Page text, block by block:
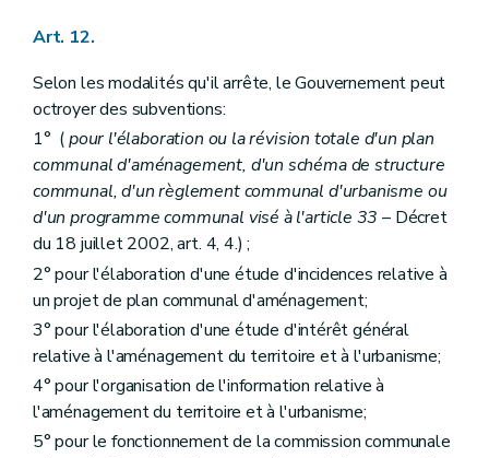
Titre premier
Chapitre premier
Section première
Section Constitution
Art. 238
Section Siège
Art. 239
Section S
Art. 240
Section Composition des sections
Art. 241
Section Composition de la commission
Art. 242
Section Présidence
Art. 243
Section Bureau
Art. 244
Section Secrétariat
Art. 245
Section Fonctionnement
Art. 246
Art. 12.
Selon les modalités qu'il arrête, le Gouvernement peut
octroyer des subventions:
1° (pour l'élaboration ou la révision totale d'un plan
communal d'aménagement, d'un schéma de structure
communal, d'un règlement communal d'urbanisme ou
d'un programme communal visé à l'article 33 – Décret
du 18 juillet 2002, art. 4, 4.) ;
2° pour l'élaboration d'une étude d'incidences relative à
un projet de plan communal d'aménagement;
3° pour l'élaboration d'une étude d'intérêt général
relative à l'aménagement du territoire et à l'urbanisme;
4° pour l'organisation de l'information relative à
l'aménagement du territoire et à l'urbanisme;
5° pour le fonctionnement de la commission communale